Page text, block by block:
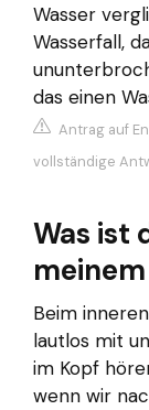
Wasser
Wasserfall,
das einen
Antrag auf
vollständige
Was ist
Beim
lautlos mit
im Kopf
wenn wir